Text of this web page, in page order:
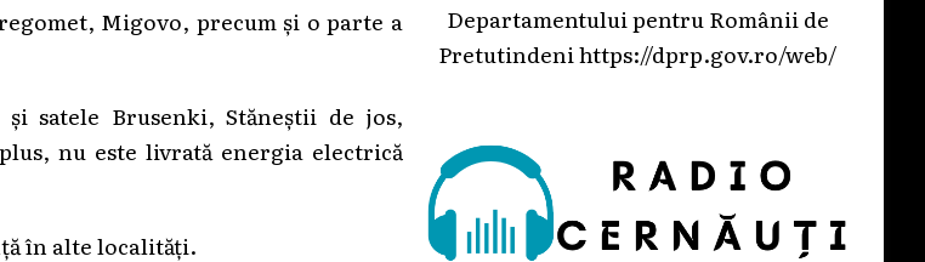
Migovo, precum și o parte a
satele Brusenki, Stăneștii de jos,
nu este livrată energia electrică
în alte localități.
Departamentului pentru Românii de
Pretutindenihttps://dprp.gov.ro/web/